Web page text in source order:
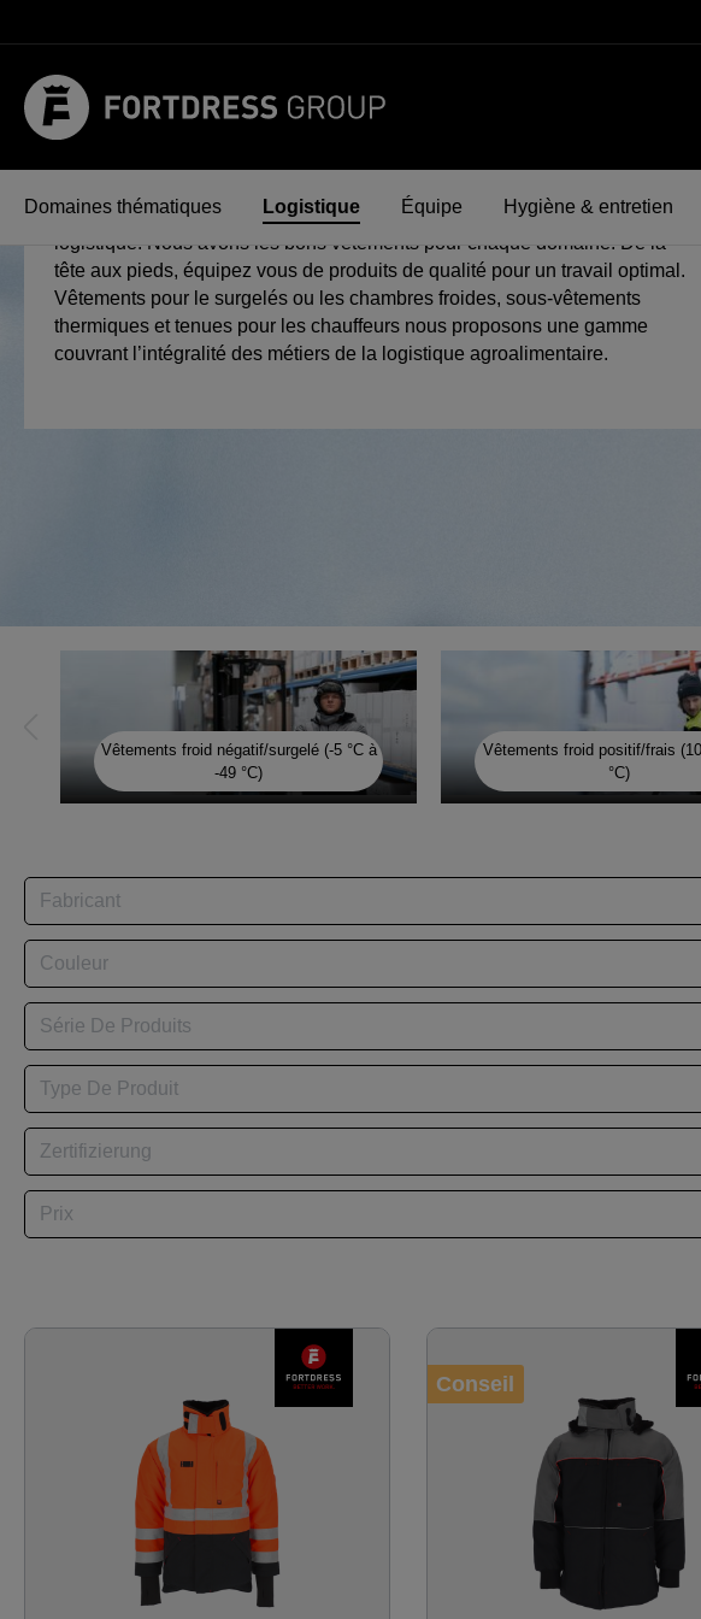
Domaines thématiques Logistique Équipe Hygiène & entretien
Vêtements pour la logistique.
L’utilisation d’un équipement adapté est primordial dans le secteur de la
logistique. Nous avons les bons vêtements pour chaque domaine. De la
tête aux pieds, équipez vous de produits de qualité pour un travail optimal.
Vêtements pour le surgelés ou les chambres froides, sous-vêtements
thermiques et tenues pour les chauffeurs nous proposons une gamme
couvrant l’intégralité des métiers de la logistique agroalimentaire.
Vêtements froid négatif/surgelé (-5 °C à
-49 °C)
Vêtements froid positif/frais
°C)
Fabricant
Couleur
Série De Produits
Type De Produit
Zertifizierung
Prix
Conseil